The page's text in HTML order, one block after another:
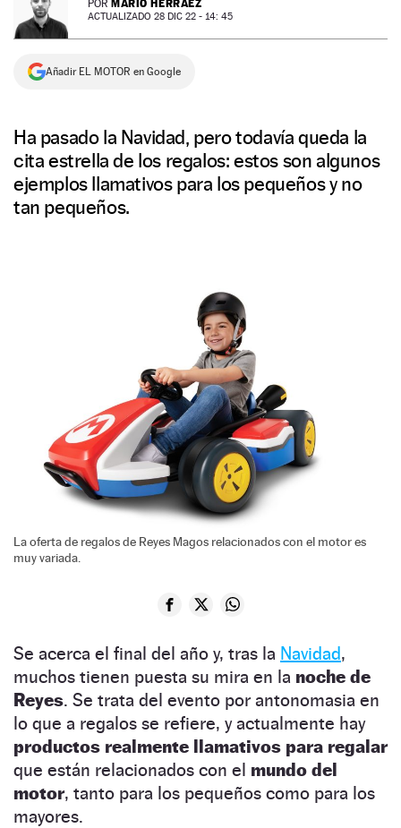
NEWSLETTER
SÍGUENOS
POR MARIO HERRÁEZ
ACTUALIZADO 28 DIC 22 - 14: 45
Añadir EL MOTOR en Google
Ha pasado la Navidad, pero todavía queda la
cita estrella de los regalos: estos son algunos
ejemplos llamativos para los pequeños y no
tan pequeños.
La oferta de regalos de Reyes Magos relacionados con el motor es
muy variada.
Se acerca el final del año y, tras la Navidad,
muchos tienen puesta su mira en la noche de
Reyes. Se trata del evento por antonomasia en
lo que a regalos se refiere, y actualmente hay
productos realmente llamativos para regalar
que están relacionados con el mundo del
motor, tanto para los pequeños como para los
mayores.